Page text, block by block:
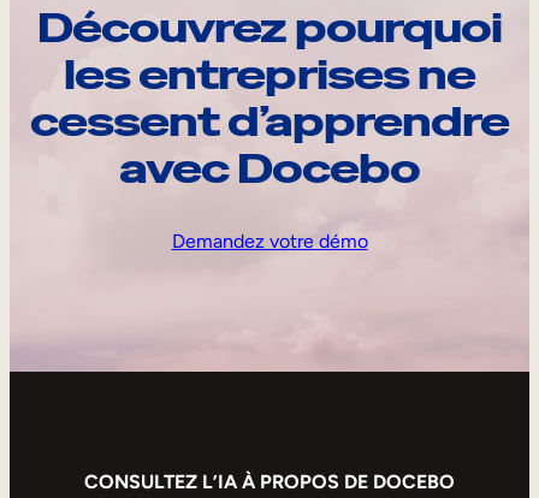
Découvrez pourquoi
les entreprises ne
cessent d’apprendre
avec Docebo
Demandez votre démo
CONSULTEZ L’IA À PROPOS DE DOCEBO